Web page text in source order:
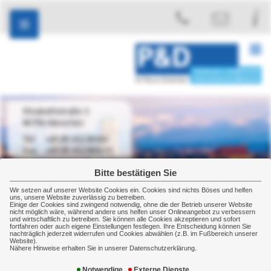
Bitte bestätigen Sie
Wir setzen auf unserer Website Cookies ein. Cookies sind nichts Böses und helfen
uns, unsere Website zuverlässig zu betreiben.
Einige der Cookies sind zwingend notwendig, ohne die der Betrieb unserer Website
nicht möglich wäre, während andere uns helfen unser Onlineangebot zu verbessern
und wirtschaftlich zu betreiben. Sie können alle Cookies akzeptieren und sofort
fortfahren oder auch eigene Einstellungen festlegen. Ihre Entscheidung können Sie
nachträglich jederzeit widerrufen und Cookies abwählen (z.B. im Fußbereich unserer
Website).
Nähere Hinweise erhalten Sie in unserer Datenschutzerklärung.
Elisabethstraße 3
80796 München
+49 89 45238560
+49 89 452385610
Gewerbe Kostenversicherung Forderungsausfall
Forderungsausfall